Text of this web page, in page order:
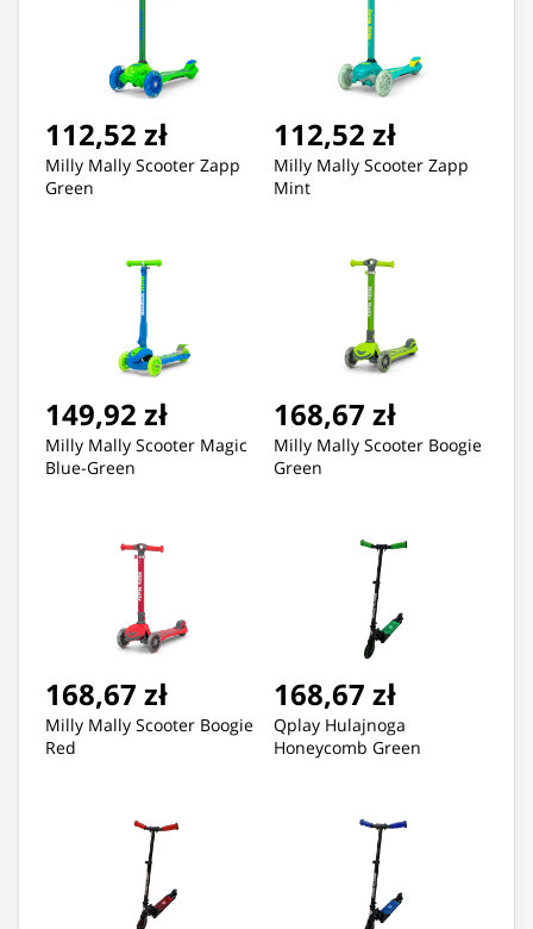
112,52 zł
Milly Mally Scooter Zapp
Green
112,52 zł
Milly Mally Scooter Zapp
Mint
149,92 zł
Milly Mally Scooter Magic
Blue-Green
168,67 zł
Milly Mally Scooter Boogie
Green
168,67 zł
Milly Mally Scooter Boogie
Red
168,67 zł
Qplay Hulajnoga
Honeycomb Green